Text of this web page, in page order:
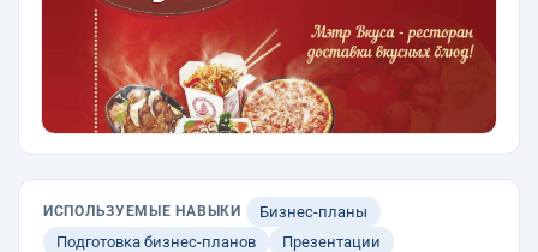
ИСПОЛЬЗУЕМЫЕ НАВЫКИ
Бизнес-планы
Подготовка бизнес-планов
Презентации